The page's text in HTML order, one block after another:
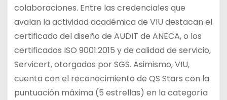
colaboraciones. Entre las credenciales que
avalan la actividad académica de VIU destacan el
certificado del diseño de AUDIT de ANECA, o los
certificados ISO 9001:2015 y de calidad de servicio,
Servicert, otorgados por SGS. Asimismo, VIU,
cuenta con el reconocimiento de QS Stars con la
puntuación máxima (5 estrellas) en la categoría